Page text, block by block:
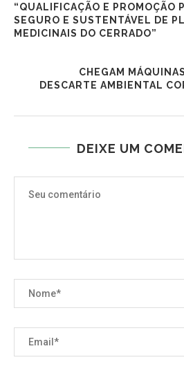
“QUALIFICAÇÃO E PROMOÇÃO
SEGURO E SUSTENTÁVEL DE
MEDICINAIS DO CERRADO”
CHEGAM
DESCARTE AMBIENTAL
DEIXE UM